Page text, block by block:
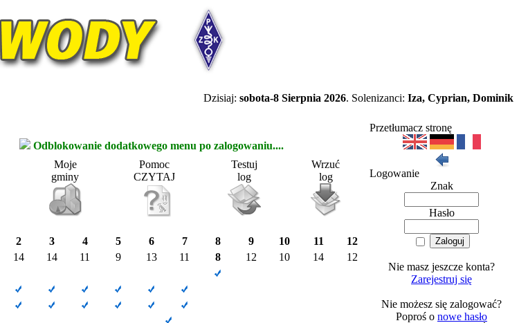
Dzisiaj: sobota-8 Sierpnia 2026. Solenizanci: Iza, Cyprian, Dominik
Odblokowanie dodatkowego menu po zalogowaniu....
Moje
gminy
Pomoc
CZYTAJ
Testuj
log
Wrzuć
log
2 3 4 5 6 7 8 9 10 11
12
14 14 11 9 13 11 8 12 10 14
12
Przetłumacz stronę
Logowanie
Znak
Hasło
Nie masz jeszcze konta?
Zarejestruj się
Nie możesz się zalogować?
Poproś o nowe hasło